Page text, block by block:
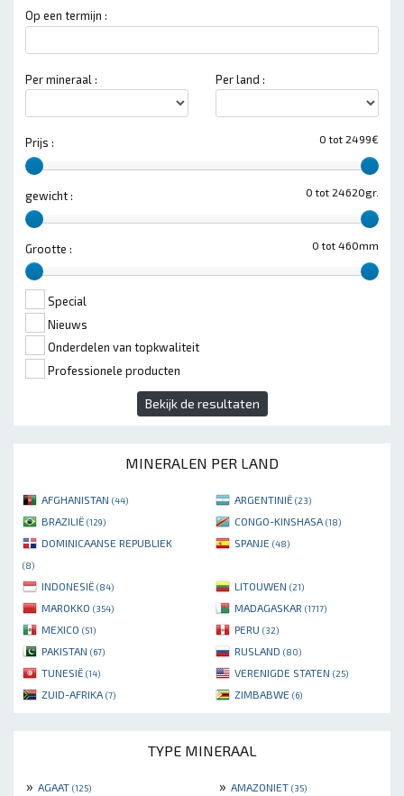
Op een termijn :
Per mineraal : Per land :
0 tot 2499€
Prijs :
0 tot 24620gr.
gewicht :
0 tot 460mm
Grootte :
Special
Nieuws
Onderdelen van topkwaliteit
Professionele producten
Bekijk de resultaten
MINERALEN PER LAND
AFGHANISTAN (44) ARGENTINIË (23)
BRAZILIË (129) CONGO-KINSHASA (18)
DOMINICAANSE REPUBLIEK
(8)
SPANJE (48)
INDONESIË (84) LITOUWEN (21)
MAROKKO (354) MADAGASKAR (1717)
MEXICO (51) PERU (32)
PAKISTAN (67) RUSLAND (80)
TUNESIË (14) VERENIGDE STATEN (25)
ZUID-AFRIKA (7) ZIMBABWE (6)
TYPE MINERAAL
» AGAAT (125) » AMAZONIET (35)